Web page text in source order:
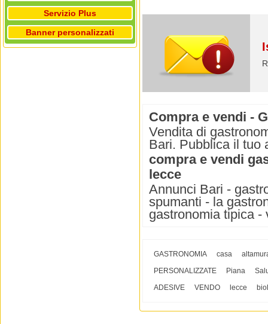
Servizio Plus
Banner personalizzati
Compra e vendi -
Vendita di
Bari. Pubblica il tuo
compra e vendi
lecce
Annunci Bari -
spumanti - la
gastronomia tipica
GASTRONOMIA casa
PERSONALIZZATE
Piana
ADESIVE
VENDO lecce